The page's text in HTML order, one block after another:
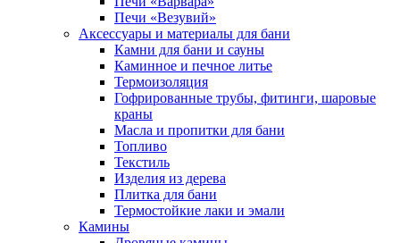
Печи «Везувий»
Аксессуары и материалы для бани
Камни для бани и сауны
Каминное и печное литье
Термоизоляция
Гофрированные трубы, фитинги, шаровые
краны
Масла и пропитки для бани
Топливо
Текстиль
Изделия из дерева
Плитка для бани
Термостойкие лаки и эмали
Камины